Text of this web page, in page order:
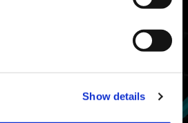
Show details
Мастер
прохождения